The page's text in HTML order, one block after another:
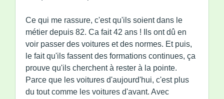
Ce qui me rassure, c'est qu'ils soient dans le
métier depuis 82. Ca fait 42 ans ! Ils ont dû en
voir passer des voitures et des normes. Et puis,
le fait qu'ils fassent des formations continues, ça
prouve qu'ils cherchent à rester à la pointe.
Parce que les voitures d'aujourd'hui, c'est plus
du tout comme les voitures d'avant. Avec